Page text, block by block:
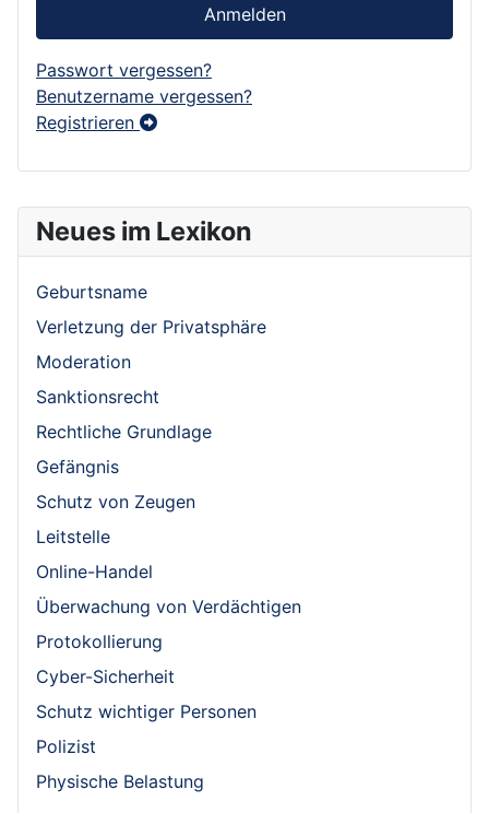
Neues im Lexikon
Geburtsname
Verletzung der Privatsphäre
Moderation
Sanktionsrecht
Rechtliche Grundlage
Gefängnis
Schutz von Zeugen
Leitstelle
Online-Handel
Überwachung von Verdächtigen
Protokollierung
Cyber-Sicherheit
Schutz wichtiger Personen
Polizist
Physische Belastung
Anmelden
Passwort vergessen?
Benutzername vergessen?
Registrieren